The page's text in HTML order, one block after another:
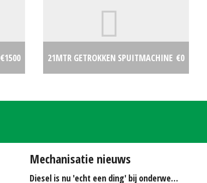
€1500 21MTR GETROKKEN SPUITMACHINE €0
Mechanisatie nieuws
Diesel is nu 'echt een ding' bij onderwerken